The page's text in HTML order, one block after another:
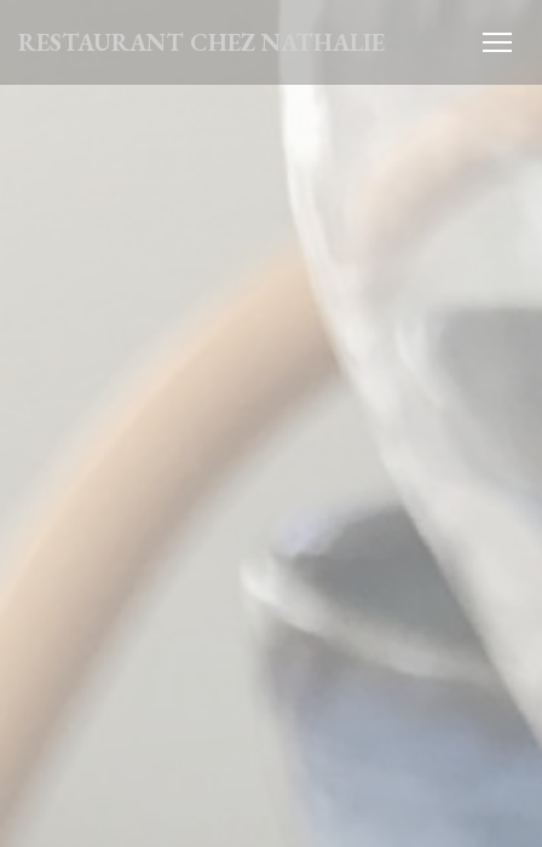
RESTAURANT CHEZ NATHALIE